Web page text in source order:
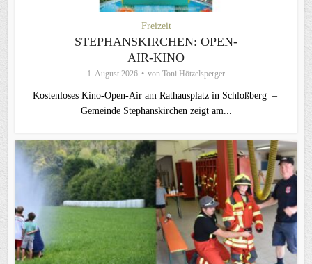
Freizeit
STEPHANSKIRCHEN: OPEN-
AIR-KINO
1. August 2026 von Toni Hötzelsperger
Kostenloses Kino-Open-Air am Rathausplatz in Schloßberg –
Gemeinde Stephanskirchen zeigt am...